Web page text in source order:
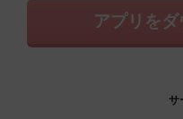
アプリを
サ